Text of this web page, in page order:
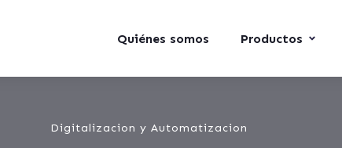
Quiénes somos Productos
Digitalizacion y Automatizacion